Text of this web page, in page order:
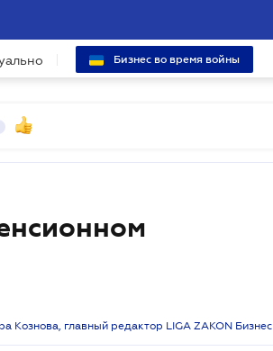
Бизнес во время войны
Кознова, главный редактор LIGA ZAKON Бизнес